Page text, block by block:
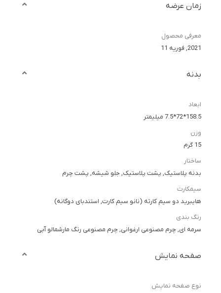
زمان عرضه
معرفی محصول
2021, فوریه 11
بدنه
ابعاد
158.5*72*7.5 میلیمتر
وزن
15 گرم
ساختار
بدنه پلاستیک, پشت پلاستیک, جلو شیشه, پشت چرم
سیمکارت
هایبرید دو سیم کارته (نانو سیم کارت, استندبای دوگانه)
رنگ بندی
سرمه ای, چرم مصنوعی ارغوانی, چرم مصنوعی رنگ مارشمالو آبی
صفحه نمایش
نوع صفحه نمایش